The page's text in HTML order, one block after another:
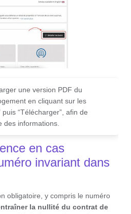
une version PDF du
en cliquant sur les
puis “Télécharger”, afin de
des informations.
en cas
invariant dans
obligatoire, y compris le numéro
la nullité du contrat de